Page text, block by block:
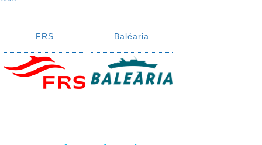
FRS Baléaria